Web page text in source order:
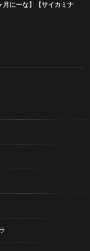
にーな】【サイカミナ